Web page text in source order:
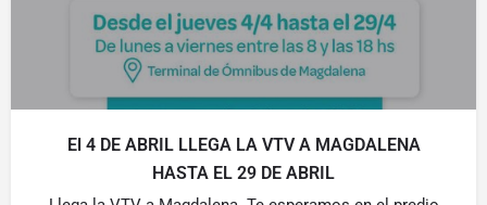
El 4 DE ABRIL LLEGA LA VTV A MAGDALENA
HASTA EL 29 DE ABRIL